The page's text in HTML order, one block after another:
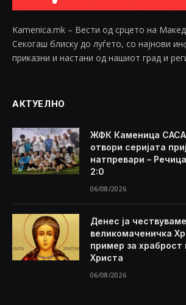
Kamenica.mk – Вести од срцето на
Секогаш блиску до луѓето, со најнови
приказни и настани од нашиот град и
АКТУЕЛНО
ЖФК Каменица САСА
отвори серијата
натпревари –
2:0
06/08/2026
Денес ја
великомаченичка
пример за храброст
Христа
06/08/2026